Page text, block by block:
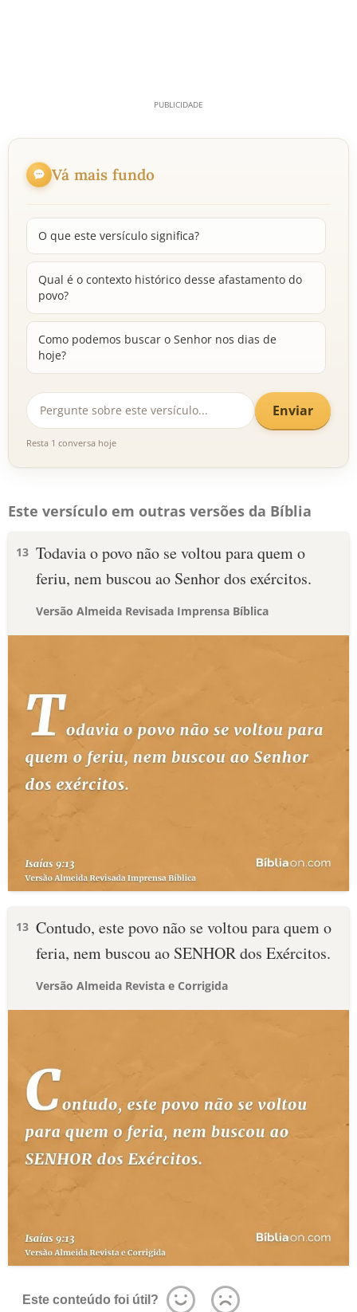
Vá mais fundo
O que este versículo significa?
Qual é o contexto histórico desse afastamento do
povo?
Como podemos buscar o Senhor nos dias de
hoje?
Enviar
Resta 1 conversa hoje
Este versículo em outras versões da Bíblia
13 Todavia o povo não se voltou para quem o
feriu, nem buscou ao Senhor dos exércitos.
Versão Almeida Revisada Imprensa Bíblica
13 Contudo, este povo não se voltou para quem o
feria, nem buscou ao SENHOR dos Exércitos.
Versão Almeida Revista e Corrigida
Este conteúdo foi útil?